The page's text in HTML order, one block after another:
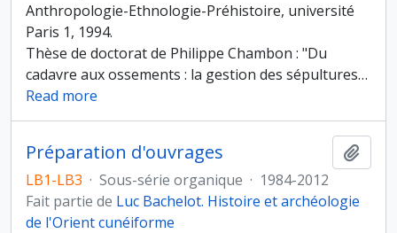
Anthropologie-Ethnologie-Préhistoire, université
Paris 1, 1994.
Thèse de doctorat de Philippe Chambon : "Du
cadavre aux ossements : la gestion des sépultures…
Read more
Préparation d'ouvrages
LB1-LB3 · Sous-série organique · 1984-2012
Fait partie de Luc Bachelot. Histoire et archéologie
de l'Orient cunéiforme